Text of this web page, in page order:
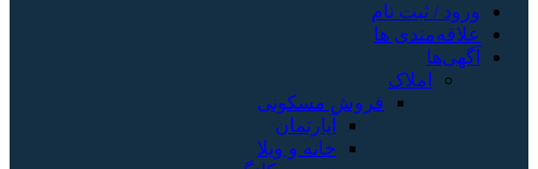
ورود / ثبت نام
علاقه‌مندی ها
آگهی‌ها
املاک
فروش مسکونی
آپارتمان
خانه و ویلا